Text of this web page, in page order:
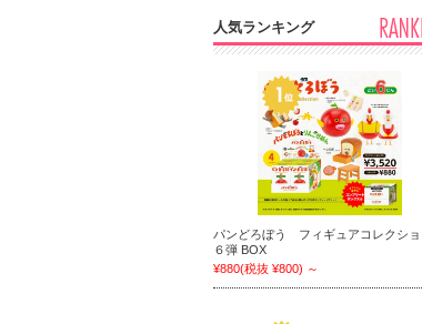
人気ランキング
パンどろぼう フィギュアコレクシ
６弾 BOX
¥880(税抜 ¥800) ～